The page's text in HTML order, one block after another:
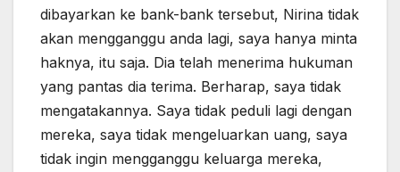
dibayarkan ke bank-bank tersebut, Nirina tidak
akan mengganggu anda lagi, saya hanya minta
haknya, itu saja. Dia telah menerima hukuman
yang pantas dia terima. Berharap, saya tidak
mengatakannya. Saya tidak peduli lagi dengan
mereka, saya tidak mengeluarkan uang, saya
tidak ingin mengganggu keluarga mereka,